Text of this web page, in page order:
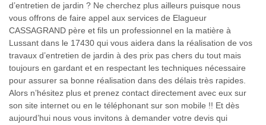
d’entretien de jardin ? Ne cherchez plus ailleurs puisque nous
vous offrons de faire appel aux services de Elagueur
CASSAGRAND père et fils un professionnel en la matière à
Lussant dans le 17430 qui vous aidera dans la réalisation de vos
travaux d’entretien de jardin à des prix pas chers du tout mais
toujours en gardant et en respectant les techniques nécessaire
pour assurer sa bonne réalisation dans des délais très rapides.
Alors n’hésitez plus et prenez contact directement avec eux sur
son site internet ou en le téléphonant sur son mobile !! Et dès
aujourd’hui nous vous invitons à demander votre devis qui